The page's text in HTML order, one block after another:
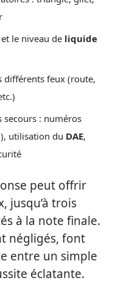
le niveau de liquide
différents feux (route,
secours : numéros
utilisation du DAE,
peut offrir
jusqu’à trois
à la note finale.
négligés, font
entre un simple
éclatante.